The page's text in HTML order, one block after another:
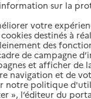
autour de
sur la
votre
destinés à
des
de campagne
et afficher de
navigation et de
notre politique
», l’éditeur du